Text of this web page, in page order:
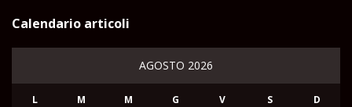
Calendario articoli
AGOSTO 2026
L M M G V S D